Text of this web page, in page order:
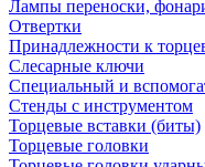
Лампы переноски,
Отвертки
Принадлежности к
Слесарные ключи
Специальный и
Стенды с инструментом
Торцевые вставки (биты)
Торцевые головки